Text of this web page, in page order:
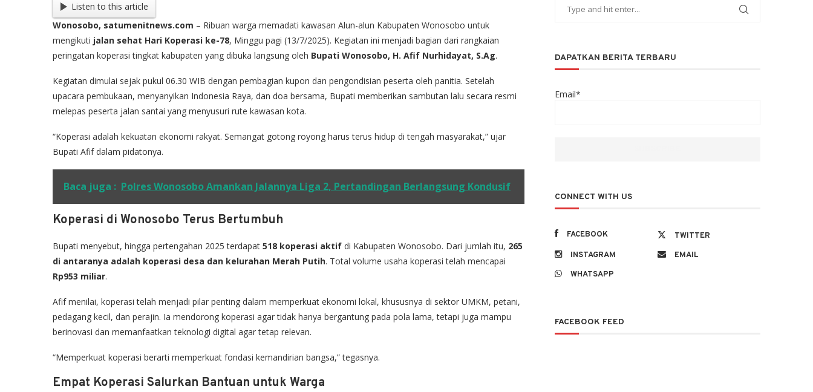
Listen to this article
Wonosobo, satumenitnews.com – Ribuan warga memadati kawasan Alun-alun Kabupaten Wonosobo untuk
mengikuti jalan sehat Hari Koperasi ke-78, Minggu pagi (13/7/2025). Kegiatan ini menjadi bagian dari rangkaian
peringatan koperasi tingkat kabupaten yang dibuka langsung oleh Bupati Wonosobo, H. Afif Nurhidayat, S.Ag.
Kegiatan dimulai sejak pukul 06.30 WIB dengan pembagian kupon dan pengondisian peserta oleh panitia. Setelah
upacara pembukaan, menyanyikan Indonesia Raya, dan doa bersama, Bupati memberikan sambutan lalu secara resmi
melepas peserta jalan santai yang menyusuri rute kawasan kota.
“Koperasi adalah kekuatan ekonomi rakyat. Semangat gotong royong harus terus hidup di tengah masyarakat,” ujar
Bupati Afif dalam pidatonya.
Baca juga : Polres Wonosobo Amankan Jalannya Liga 2, Pertandingan Berlangsung Kondusif
Koperasi di Wonosobo Terus Bertumbuh
Bupati menyebut, hingga pertengahan 2025 terdapat 518 koperasi aktif di Kabupaten Wonosobo. Dari jumlah itu, 265
di antaranya adalah koperasi desa dan kelurahan Merah Putih. Total volume usaha koperasi telah mencapai
Rp953 miliar.
Afif menilai, koperasi telah menjadi pilar penting dalam memperkuat ekonomi lokal, khususnya di sektor UMKM, petani,
pedagang kecil, dan perajin. Ia mendorong koperasi agar tidak hanya bergantung pada pola lama, tetapi juga mampu
berinovasi dan memanfaatkan teknologi digital agar tetap relevan.
“Memperkuat koperasi berarti memperkuat fondasi kemandirian bangsa,” tegasnya.
Empat Koperasi Salurkan Bantuan untuk Warga
DAPATKAN BERITA TERBARU
Email*
CONNECT WITH US
FACEBOOK
TWITTER
INSTAGRAM
EMAIL
WHATSAPP
FACEBOOK FEED